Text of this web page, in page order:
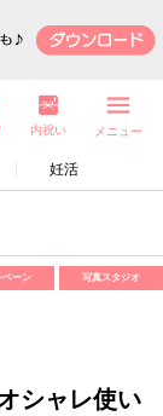
妊活
内祝い メニュー
ペーン 写真スタジオ
シャレ使い